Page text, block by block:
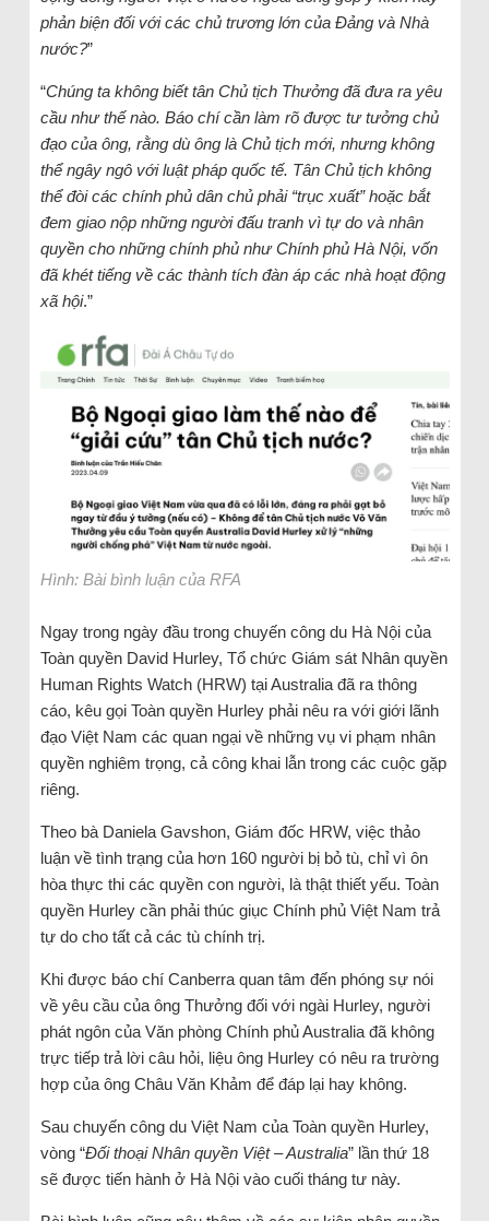
phản biện đối với các chủ trương lớn của Đảng và Nhà
nước?”
“Chúng ta không biết tân Chủ tịch Thưởng đã đưa ra yêu
cầu như thế nào. Báo chí cần làm rõ được tư tưởng chủ
đạo của ông, rằng dù ông là Chủ tịch mới, nhưng không
thể ngây ngô với luật pháp quốc tế. Tân Chủ tịch không
thể đòi các chính phủ dân chủ phải “trục xuất” hoặc bắt
đem giao nộp những người đấu tranh vì tự do và nhân
quyền cho những chính phủ như Chính phủ Hà Nội, vốn
đã khét tiếng về các thành tích đàn áp các nhà hoạt động
xã hội.”
Hình: Bài bình luận của RFA
Ngay trong ngày đầu trong chuyến công du Hà Nội của
Toàn quyền David Hurley, Tổ chức Giám sát Nhân quyền
Human Rights Watch (HRW) tại Australia đã ra thông
cáo, kêu gọi Toàn quyền Hurley phải nêu ra với giới lãnh
đạo Việt Nam các quan ngại về những vụ vi phạm nhân
quyền nghiêm trọng, cả công khai lẫn trong các cuộc gặp
riêng.
Theo bà Daniela Gavshon, Giám đốc HRW, việc thảo
luận về tình trạng của hơn 160 người bị bỏ tù, chỉ vì ôn
hòa thực thi các quyền con người, là thật thiết yếu. Toàn
quyền Hurley cần phải thúc giục Chính phủ Việt Nam trả
tự do cho tất cả các tù chính trị.
Khi được báo chí Canberra quan tâm đến phóng sự nói
về yêu cầu của ông Thưởng đối với ngài Hurley, người
phát ngôn của Văn phòng Chính phủ Australia đã không
trực tiếp trả lời câu hỏi, liệu ông Hurley có nêu ra trường
hợp của ông Châu Văn Khảm để đáp lại hay không.
Sau chuyến công du Việt Nam của Toàn quyền Hurley,
vòng “Đối thoại Nhân quyền Việt – Australia” lần thứ 18
sẽ được tiến hành ở Hà Nội vào cuối tháng tư này.